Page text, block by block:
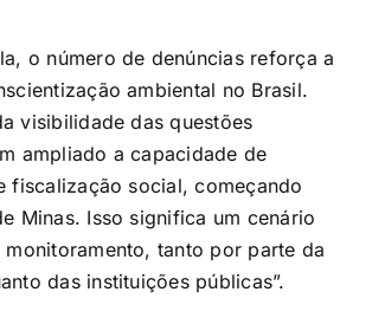
o número de denúncias reforça a
ambiental no Brasil.
visibilidade das questões
ampliado a capacidade de
fiscalização social, começando
Minas. Isso significa um cenário
monitoramento, tanto por parte da
das instituições públicas”.